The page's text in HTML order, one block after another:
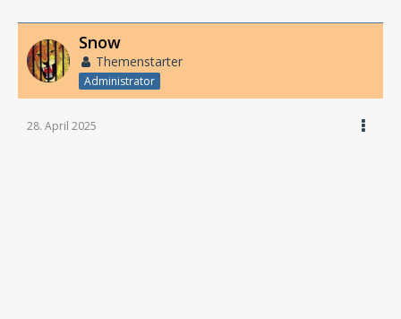
Snow
Themenstarter
Administrator
28. April 2025